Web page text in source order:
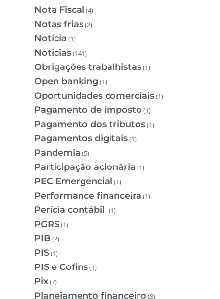
Nota Fiscal (4)
Notas frias(2)
Notícia (1)
Noticias(141)
Obrigações trabalhistas(1)
Open banking (1)
Oportunidades comerciais(1)
Pagamento de imposto (1)
Pagamento dos tributos(1)
Pagamentos digitais(1)
Pandemia (5)
Participação acionária (1)
PEC Emergencial (1)
Performance financeira (1)
Perícia contábil (1)
PGRS(1)
PIB (2)
PIS(1)
PIS e Cofins(1)
Pix(7)
Planejamento financeiro (8)